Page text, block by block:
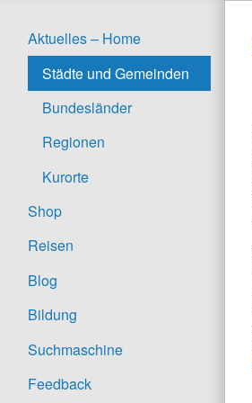
Aktuelles – Home
Städte und Gemeinden
Bundesländer
Regionen
Kurorte
Shop
Reisen
Blog
Bildung
Suchmaschine
Feedback